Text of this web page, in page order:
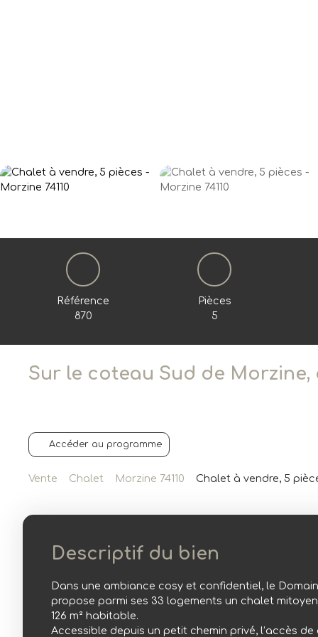
Référence
870
Pièces
5
Sur le coteau Sud de
Accéder au programme
Vente Chalet Morzine 74110 Chalet à vendre, 5
Descriptif du bien
Dans une ambiance cosy et confidentiel, le
propose parmi ses 33 logements un chalet mitoyen
126 m² habitable.
Accessible depuis un petit chemin privé, l’accès